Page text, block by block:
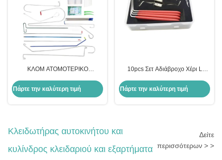
ΚΛΟΜ ΑΤΟΜΟΤΕΡΙΚΟ
ΚΑΤΑΙΡΙΚΟ
Πάρτε την καλύτερη τιμή
10pcs Σετ Αδιάβροχο Χέρι L
Υψηλής ποιότητας αυτοκίνητο
εργαλεία κλειδαράς
Πάρτε την καλύτερη τιμή
Κλειδωτήρας αυτοκινήτου και
κυλίνδρος κλειδαριού και εξαρτήματα
Δείτε
περισσότερων > >